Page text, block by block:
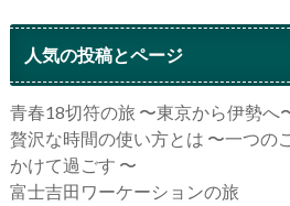
人気の投稿とページ
青春18切符の旅 〜東京から伊勢へ
贅沢な時間の使い方とは 〜一つの
かけて過ごす 〜
富士吉田ワーケーションの旅